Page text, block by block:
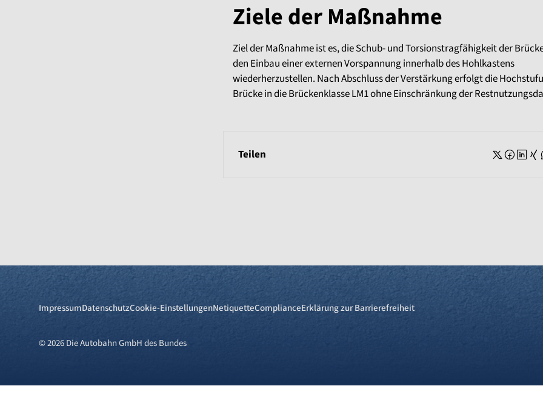
Ziele der Maßnahme
Ziel der Maßnahme ist es, die Schub- und Torsionstragfähigkeit der
den Einbau einer externen Vorspannung innerhalb des Hohlkastens
wiederherzustellen. Nach Abschluss der Verstärkung erfolgt die
Brücke in die Brückenklasse LM1 ohne Einschränkung der
Teilen
ImpressumDatenschutzCookie-EinstellungenNetiquetteComplianceErklärung zur Barrierefreiheit
© 2026 Die Autobahn GmbH des Bundes